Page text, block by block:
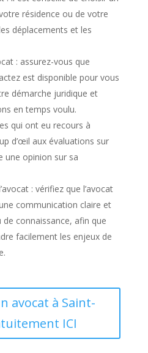
résidence ou de votre
déplacements et les
: assurez-vous que
est disponible pour vous
démarche juridique et
en temps voulu.
qui ont eu recours à
d’œil aux évaluations sur
une opinion sur sa
: vérifiez que l’avocat
communication claire et
connaissance, afin que
facilement les enjeux de
avocat à Saint-
ICI